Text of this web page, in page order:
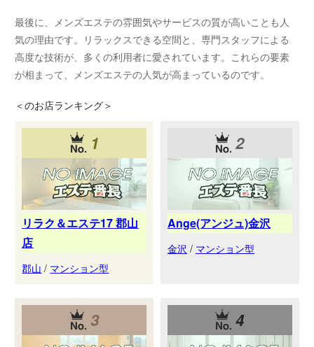
最後に、メンズエステの雰囲気やサービスの質が高いことも人
気の理由です。リラックスできる空間と、専門スタッフによる
高度な技術が、多くの利用者に愛されています。これらの要素
が相まって、メンズエステの人気が高まっているのです。
＜のお店ランキング＞
1
リラク＆エステ17 郡山
店
郡山 / マンション型
2
Ange(アンジュ)金沢
金沢 / マンション型
3 4